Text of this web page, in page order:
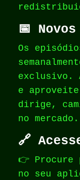
📅
Os
exclusivo.
e aproveite
dirige,
no mercado.
🔗
👉 Procure
no seu